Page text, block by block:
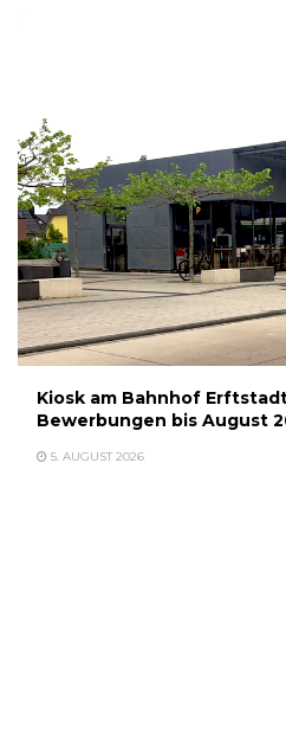
Kiosk am Bahnhof
Bewerbungen bis August
5. AUGUST 2026